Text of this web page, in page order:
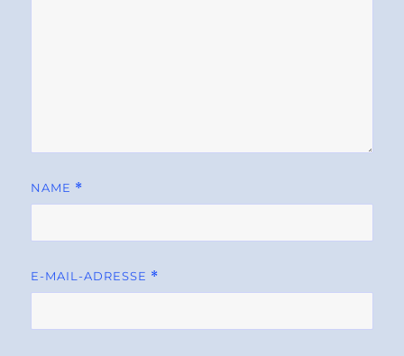
NAME *
E-MAIL-ADRESSE *